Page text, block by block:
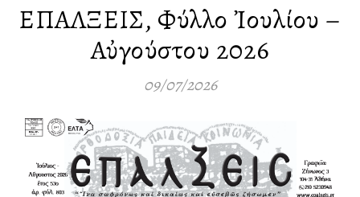
ΕΠΑΛΞΕΙΣ, Φύλλο Ἰουλίου –
Αὐγούστου 2026
09/07/2026